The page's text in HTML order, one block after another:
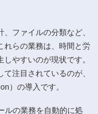
ファイルの分類など、
れらの業務は、時間と労
やすいのが現状です。
注目されているのが、
）の導入です。
ルの業務を自動的に処